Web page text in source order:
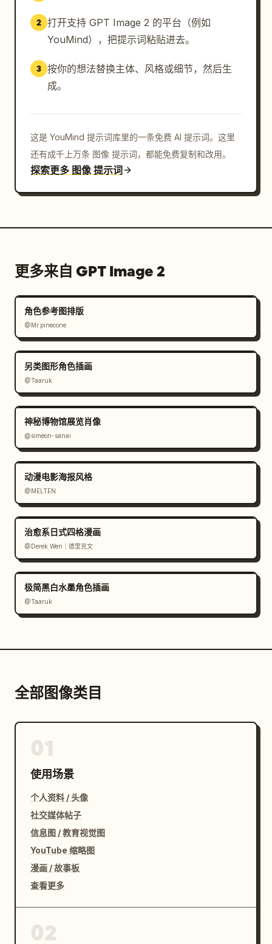
2 打开支持 GPT Image 2 的平台（例如
YouMind），把提示词粘贴进去。
3 按你的想法替换主体、风格或细节，然后生
成。
这是 YouMind 提示词库里的一条免费 AI 提示词。这里
还有成千上万条 图像 提示词，都能免费复制和改用。
探索更多 图像 提示词
更多来自 GPT Image 2
角色参考图排版
@Mr.pinecone
另类图形角色插画
@Taaruk
神秘博物馆展览肖像
@simeon-sanai
动漫电影海报风格
@MELTEN
治愈系日式四格漫画
@Derek Wen｜德里克文
极简黑白水墨角色插画
@Taaruk
全部图像类目
使用场景
个人资料 / 头像
社交媒体帖子
信息图 / 教育视觉图
YouTube 缩略图
漫画 / 故事板
查看更多